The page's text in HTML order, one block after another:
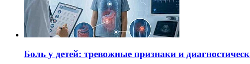
Боль у детей: тревожные признаки и